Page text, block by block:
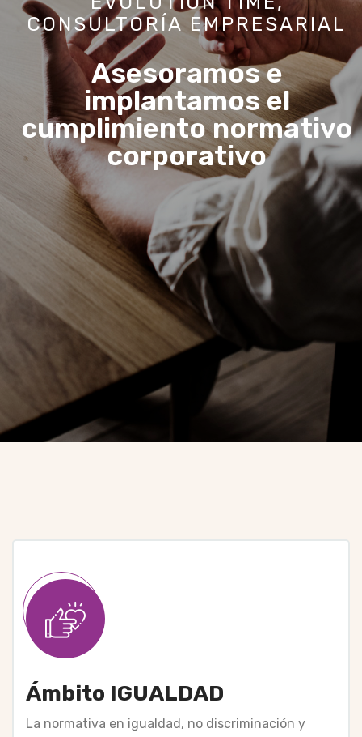
EVOLUTION TIME,
CONSULTORÍA EMPRESARIAL
Tu satisfacción es
nuestro objetivo, la
excelencia, la forma de
conseguirlo.
Ámbito IGUALDAD
La normativa en igualdad, no discriminación y